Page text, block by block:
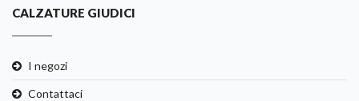
CALZATURE GIUDICI
I negozi
Contattaci